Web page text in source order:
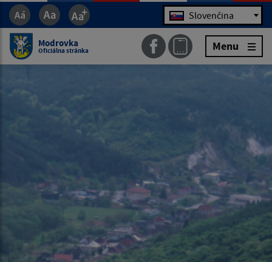
Jazyk Slovenčina
Modrovka
Oficiálna stránka Menu